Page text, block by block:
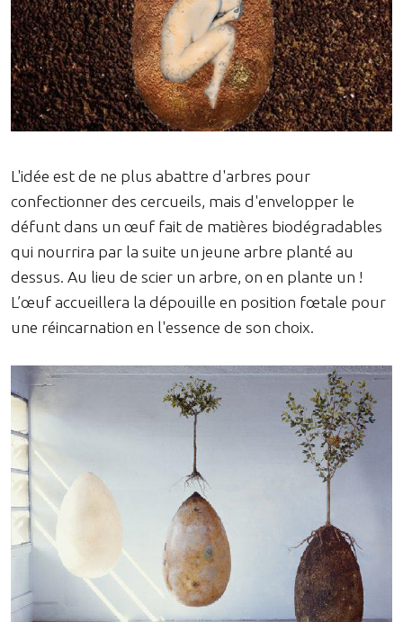
L'idée est de ne plus abattre d'arbres pour
confectionner des cercueils, mais d'envelopper le
défunt dans un œuf fait de matières biodégradables
qui nourrira par la suite un jeune arbre planté au
dessus. Au lieu de scier un arbre, on en plante un !
L’œuf accueillera la dépouille en position fœtale pour
une réincarnation en l'essence de son choix.